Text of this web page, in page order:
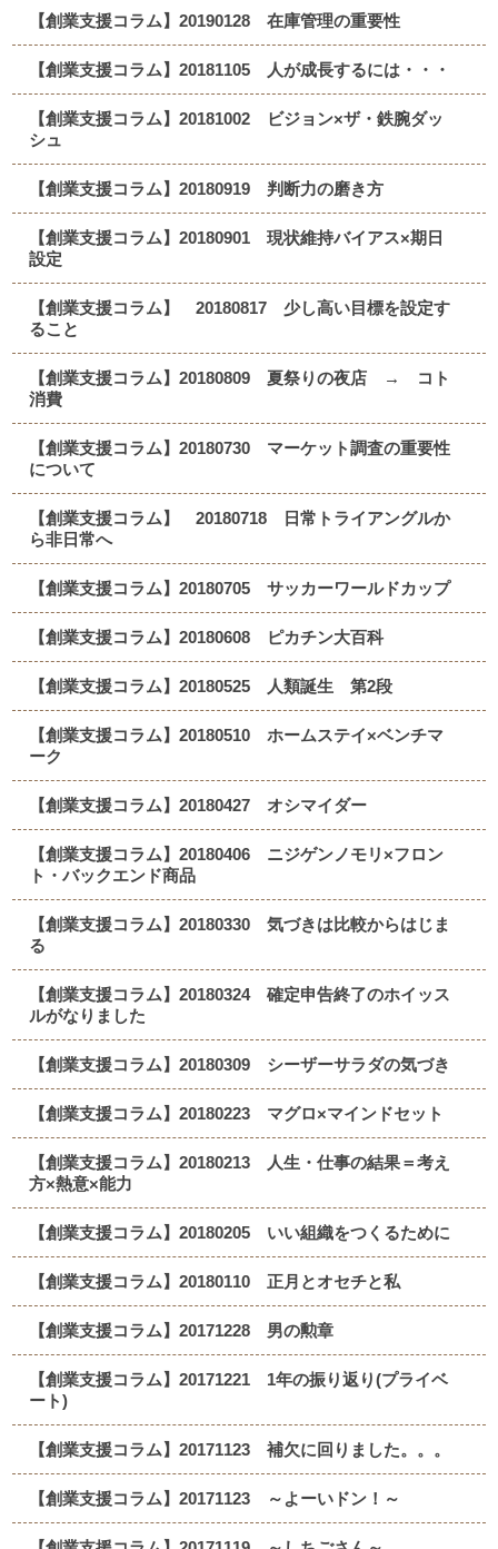
【創業支援コラム】20190128 在庫管理の重要性
【創業支援コラム】20181105 人が成長するには・・・
【創業支援コラム】20181002 ビジョン×ザ・鉄腕ダッ
シュ
【創業支援コラム】20180919 判断力の磨き方
【創業支援コラム】20180901 現状維持バイアス×期日
設定
【創業支援コラム】 20180817 少し高い目標を設定す
ること
【創業支援コラム】20180809 夏祭りの夜店 → コト
消費
【創業支援コラム】20180730 マーケット調査の重要性
について
【創業支援コラム】 20180718 日常トライアングルか
ら非日常へ
【創業支援コラム】20180705 サッカーワールドカップ
【創業支援コラム】20180608 ピカチン大百科
【創業支援コラム】20180525 人類誕生 第2段
【創業支援コラム】20180510 ホームステイ×ベンチマ
ーク
【創業支援コラム】20180427 オシマイダー
【創業支援コラム】20180406 ニジゲンノモリ×フロン
ト・バックエンド商品
【創業支援コラム】20180330 気づきは比較からはじま
る
【創業支援コラム】20180324 確定申告終了のホイッス
ルがなりました
【創業支援コラム】20180309 シーザーサラダの気づき
【創業支援コラム】20180223 マグロ×マインドセット
【創業支援コラム】20180213 人生・仕事の結果＝考え
方×熱意×能力
【創業支援コラム】20180205 いい組織をつくるために
【創業支援コラム】20180110 正月とオセチと私
【創業支援コラム】20171228 男の勲章
【創業支援コラム】20171221 1年の振り返り(プライベ
ート)
【創業支援コラム】20171123 補欠に回りました。。。
【創業支援コラム】20171123 ～よーいドン！～